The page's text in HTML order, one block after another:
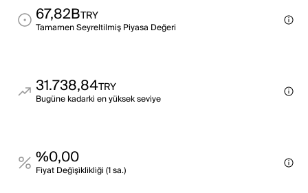
67,82BTRY
Tamamen Seyreltilmiş Piyasa Değeri
31.738,84TRY
Bugüne kadarki̇ en yüksek sevi̇ye
%0,00
Fi̇yat Deği̇şi̇kli̇kli̇ği̇ (1 sa.)